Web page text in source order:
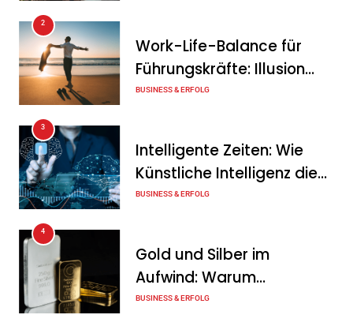
Intersolar-Trend 2026:
Warum Batteriespeicher
zum wichtigsten Baustein
der Energiewende werden
Tanja Schiller 6. August 2026
2
Work-Life-Balance für
Führungskräfte: Illusion
oder echte Chance?
BUSINESS & ERFOLG
3
Intelligente Zeiten: Wie
Künstliche Intelligenz die
Geschäftswelt verändert
BUSINESS & ERFOLG
4
Gold und Silber im
Aufwind: Warum
Edelmetalle als sicherer
BUSINESS & ERFOLG